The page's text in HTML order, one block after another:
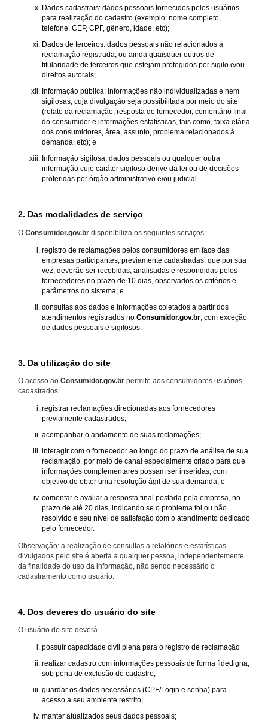
Dados cadastrais: dados pessoais fornecidos pelos usuários
para realização do cadastro (exemplo: nome completo,
telefone, CEP, CPF, gênero, idade, etc);
Dados de terceiros: dados pessoais não relacionados à
reclamação registrada, ou ainda quaisquer outros de
titularidade de terceiros que estejam protegidos por sigilo e/ou
direitos autorais;
Informação pública: informações não individualizadas e nem
sigilosas, cuja divulgação seja possibilitada por meio do site
(relato da reclamação, resposta do fornecedor, comentário final
do consumidor e informações estatísticas, tais como, faixa etária
dos consumidores, área, assunto, problema relacionados à
demanda, etc); e
Informação sigilosa: dados pessoais ou qualquer outra
informação cujo caráter sigiloso derive da lei ou de decisões
proferidas por órgão administrativo e/ou judicial.
2. Das modalidades de serviço
O Consumidor.gov.br disponibiliza os seguintes serviços:
registro de reclamações pelos consumidores em face das
empresas participantes, previamente cadastradas, que por sua
vez, deverão ser recebidas, analisadas e respondidas pelos
fornecedores no prazo de 10 dias, observados os critérios e
parâmetros do sistema; e
consultas aos dados e informações coletados a partir dos
atendimentos registrados no Consumidor.gov.br , com exceção
de dados pessoais e sigilosos.
3. Da utilização do site
O acesso ao Consumidor.gov.br permite aos consumidores usuários
cadastrados:
registrar reclamações direcionadas aos fornecedores
previamente cadastrados;
acompanhar o andamento de suas reclamações;
interagir com o fornecedor ao longo do prazo de análise de sua
reclamação, por meio de canal especialmente criado para que
informações complementares possam ser inseridas, com
objetivo de obter uma resolução ágil de sua demanda; e
comentar e avaliar a resposta final postada pela empresa, no
prazo de até 20 dias, indicando se o problema foi ou não
resolvido e seu nível de satisfação com o atendimento dedicado
pelo fornecedor.
Observação: a realização de consultas a relatórios e estatísticas
divulgados pelo site é aberta a qualquer pessoa, independentemente
da finalidade do uso da informação, não sendo necessário o
cadastramento como usuário.
4. Dos deveres do usuário do site
O usuário do site deverá
possuir capacidade civil plena para o registro de reclamação
realizar cadastro com informações pessoais de forma fidedigna,
sob pena de exclusão do cadastro;
guardar os dados necessários (CPF/Login e senha) para
acesso a seu ambiente restrito;
manter atualizados seus dados pessoais;